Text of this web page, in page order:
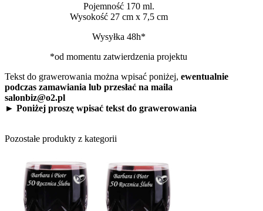
Pojemność 170 ml.
Wysokość 27 cm x 7,5 cm
Wysyłka 48h*
*od momentu zatwierdzenia projektu
Tekst do grawerowania można wpisać poniżej, ewentualnie
podczas zamawiania lub przesłać na maila
salonbiz@o2.pl
► Poniżej proszę wpisać tekst do grawerowania
Pozostałe produkty z kategorii